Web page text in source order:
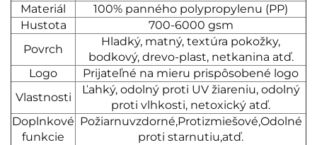
Materiál
100% panného polypropylenu (PP)
Hustota
700-6000 gsm
Povrch
Hladký, matný, textúra pokožky,
bodkový, drevo-plast, netkanina atď.
Logo
Prijateľné na mieru prispôsobené logo
Vlastnosti
Ľahký, odolný proti UV žiareniu, odolný
proti vlhkosti, netoxický atď.
Doplnkové
funkcie
Požiarnuvzdorné,Protizmiešové,Odolné
proti starnutiu,atď.